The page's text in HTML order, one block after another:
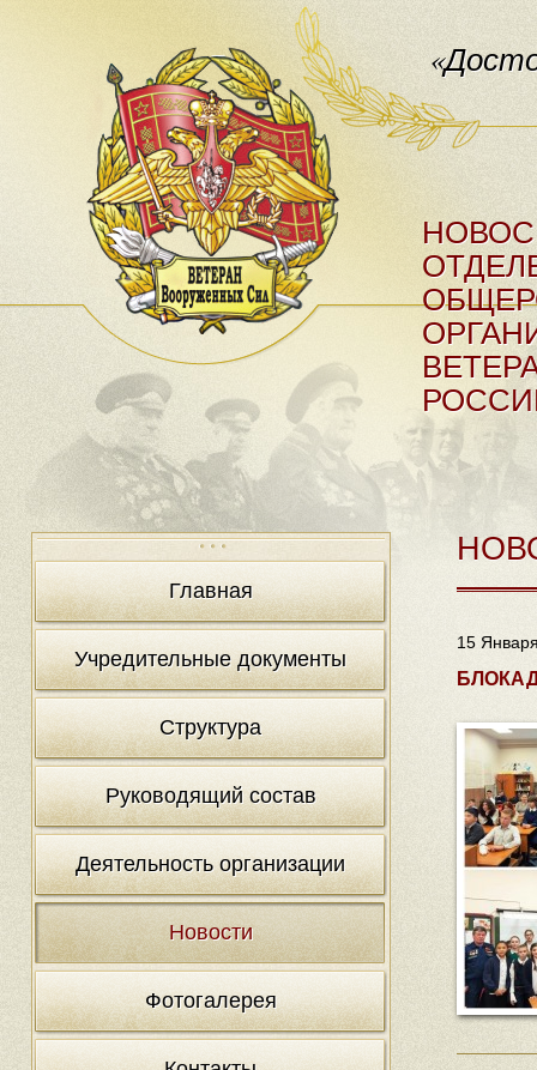
Главная
Учредительные документы
Структура
Руководящий состав
Деятельность организации
Новости
Фотогалерея
15